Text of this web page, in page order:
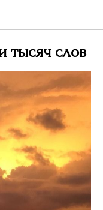
тысяч слов